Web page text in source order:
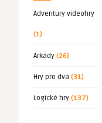
Adventury videohry
(1)
Arkády (26)
Hry pro dva (31)
Logické hry (137)